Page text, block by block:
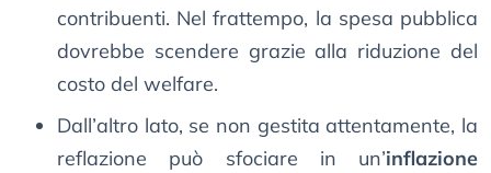
contribuenti. Nel frattempo, la spesa pubblica
dovrebbe scendere grazie alla riduzione del
costo del welfare.
Dall’altro lato, se non gestita attentamente, la
reflazione può sfociare in un’inflazione